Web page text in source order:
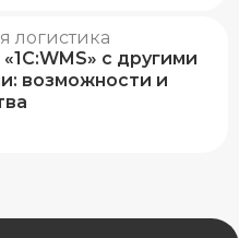
логистика
с другими
возможности и